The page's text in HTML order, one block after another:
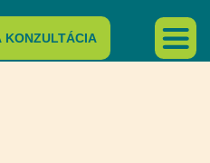
KONZULTÁCIA